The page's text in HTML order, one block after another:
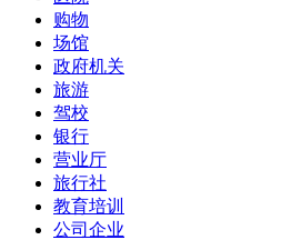
购物
场馆
政府机关
旅游
驾校
银行
营业厅
旅行社
教育培训
公司企业